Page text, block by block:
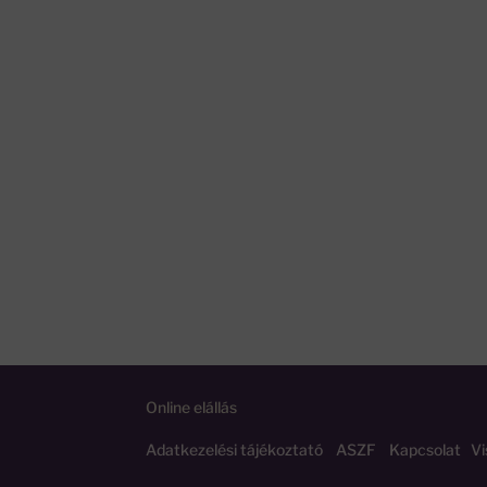
Online elállás
Adatkezelési tájékoztató ASZF Kapcsolat